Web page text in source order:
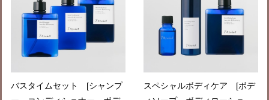
バスタイムセット [シャンプ
スペシャルボディケア [ボデ